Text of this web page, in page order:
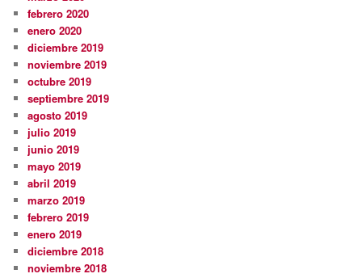
febrero 2020
enero 2020
diciembre 2019
noviembre 2019
octubre 2019
septiembre 2019
agosto 2019
julio 2019
junio 2019
mayo 2019
abril 2019
marzo 2019
febrero 2019
enero 2019
diciembre 2018
noviembre 2018